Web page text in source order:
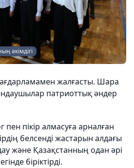
әкімдігі
жалғасты. Шара
патриоттық әндер
пікір алмасуға арналған
белсенді жастарын алдағы
және Қазақстанның одан әрі
біріктірді.